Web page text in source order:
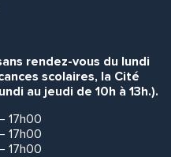
rendez-vous du lundi
scolaires, la Cité
au jeudi de 10h à 13h.).
17h00
17h00
17h00